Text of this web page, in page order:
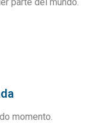
parte del mundo.
momento.